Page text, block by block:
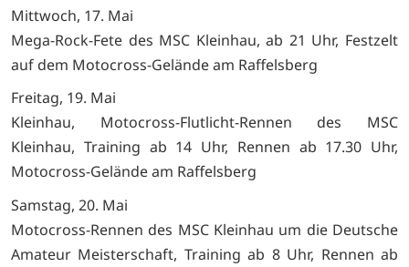
Mittwoch, 17. Mai
Mega-Rock-Fete des MSC Kleinhau, ab 21 Uhr, Festzelt
auf dem Motocross-Gelände am Raffelsberg
Freitag, 19. Mai
Kleinhau, Motocross-Flutlicht-Rennen des MSC
Kleinhau, Training ab 14 Uhr, Rennen ab 17.30 Uhr,
Motocross-Gelände am Raffelsberg
Samstag, 20. Mai
Motocross-Rennen des MSC Kleinhau um die Deutsche
Amateur Meisterschaft, Training ab 8 Uhr, Rennen ab